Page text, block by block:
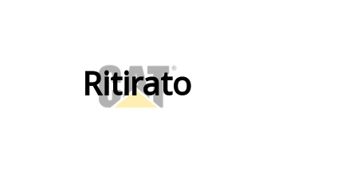
Ritirato